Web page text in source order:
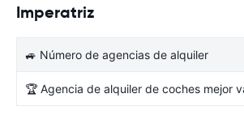
Imperatriz
🚙 Número de agencias de alquiler
🏆 Agencia de alquiler de coches mejor